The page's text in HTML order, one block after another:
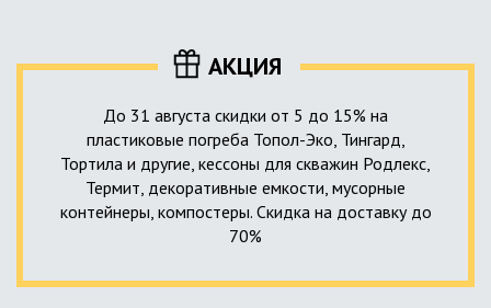
до выгребной ямы, септика или станции ГБО.
АКЦИЯ
До 31 августа скидки от 5 до 15% на
пластиковые погреба Топол-Эко, Тингард,
Тортила и другие, кессоны для скважин Родлекс,
Термит, декоративные емкости, мусорные
контейнеры, компостеры. Скидка на доставку до
70%